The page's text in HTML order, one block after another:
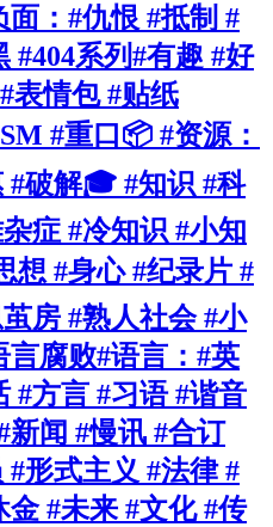
：#仇恨 #抵制 #
#404系列#有趣 #好
表情包 #贴纸
#重口📦 #资源：
#破解🎓 #知识 #科
症 #冷知识 #小知
想 #身心 #纪录片 #
房 #熟人社会 #小
言腐败#语言：#英
#方言 #习语 #谐音
新闻 #慢讯 #合订
形式主义 #法律 #
#未来 #文化 #传